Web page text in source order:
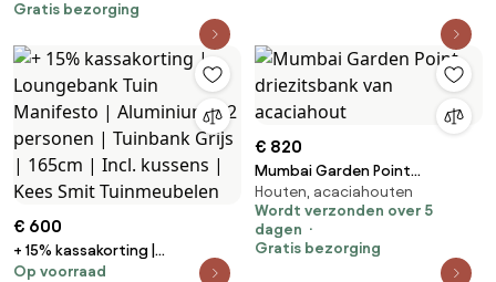
Gratis bezorging
€ 600
+ 15% kassakorting |
Loungebank Tuin Manifesto |
Op voorraad
€ 820
Mumbai Garden Point
driezitsbank van acaciahout
Houten, acaciahouten
Wordt verzonden over 5
dagen
Gratis bezorging